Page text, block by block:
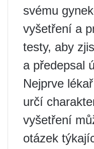
svému
vyšetření a
testy, aby
a předepsal
Nejprve
určí
vyšetření
otázek